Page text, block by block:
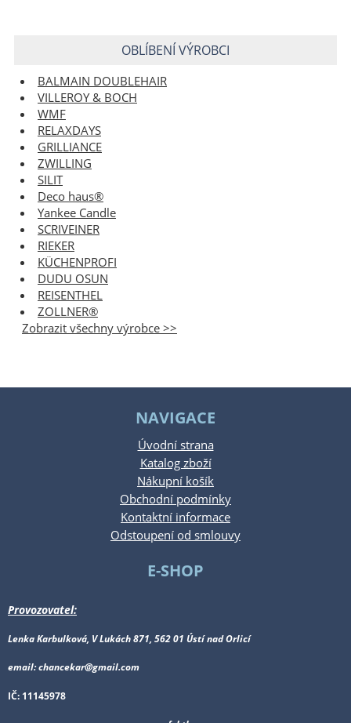
OBLÍBENÍ VÝROBCI
BALMAIN DOUBLEHAIR
VILLEROY & BOCH
WMF
RELAXDAYS
GRILLIANCE
ZWILLING
SILIT
Deco haus®
Yankee Candle
SCRIVEINER
RIEKER
KÜCHENPROFI
DUDU OSUN
REISENTHEL
ZOLLNER®
Zobrazit všechny výrobce >>
NAVIGACE
Úvodní strana
Katalog zboží
Nákupní košík
Obchodní podmínky
Kontaktní informace
Odstoupení od smlouvy
E-SHOP
Provozovatel:
Lenka Karbulková, V Lukách 871, 562 01 Ústí nad Orlicí
email: chancekar@gmail.com
IČ: 11145978